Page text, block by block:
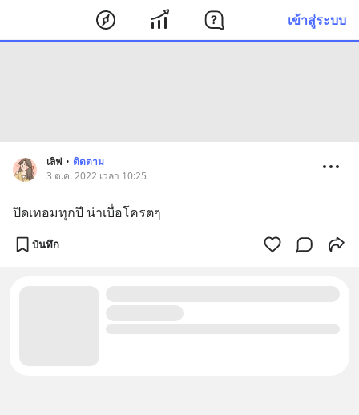
เข้าสู่ระบบ
เลิฟ • ติดตาม
3 ต.ค. 2022 เวลา 10:25
ปิดเทอมทุกปี น่าเบื่อโครตๆ
บันทึก